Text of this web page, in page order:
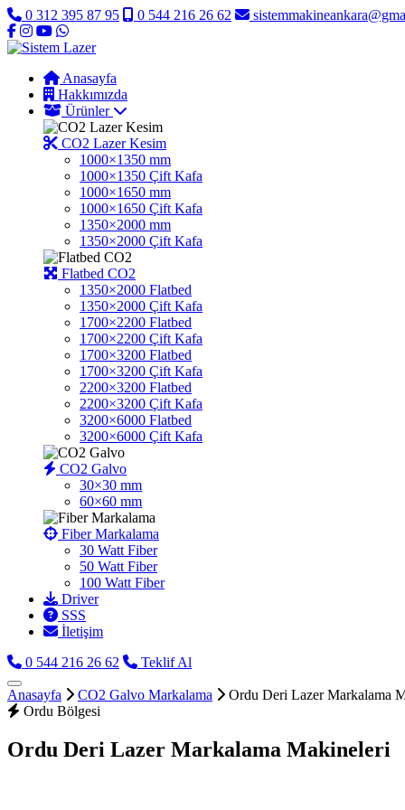
0 312 395 87 95 0 544 216 26 62
Anasayfa
Hakkımızda
Ürünler
CO2 Lazer Kesim
1000×1350 mm
1000×1350 Çift Kafa
1000×1650 mm
1000×1650 Çift Kafa
1350×2000 mm
1350×2000 Çift Kafa
Flatbed CO2
1350×2000 Flatbed
1350×2000 Çift Kafa
1700×2200 Flatbed
1700×2200 Çift Kafa
1700×3200 Flatbed
1700×3200 Çift Kafa
2200×3200 Flatbed
2200×3200 Çift Kafa
3200×6000 Flatbed
3200×6000 Çift Kafa
CO2 Galvo
30×30 mm
60×60 mm
Fiber Markalama
30 Watt Fiber
50 Watt Fiber
100 Watt Fiber
Driver
SSS
İletişim
0 544 216 26 62
Teklif Al
Anasayfa CO2 Galvo Markalama
Ordu Deri Lazer Markalama
Ordu Bölgesi
Ordu Deri Lazer Markalama Makineleri